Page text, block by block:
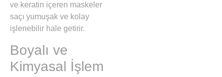
ve keratin içeren maskeler
saçı yumuşak ve kolay
işlenebilir hale getirir.
Boyalı ve
Kimyasal İşlem